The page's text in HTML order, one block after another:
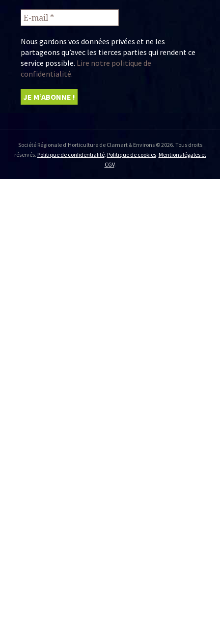
Nous gardons vos données privées et ne les
partageons qu’avec les tierces parties qui rendent ce
service possible. Lire notre politique de
confidentialité.
Société Régionale d'Horticulture de Clamart & Environs © 2026. Tous droits
réservés. Politique de confidentialité. Politique de cookies. Mentions légales et
CGV.